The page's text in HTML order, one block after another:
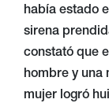
había estado
sirena
constató que
hombre y una
mujer logró